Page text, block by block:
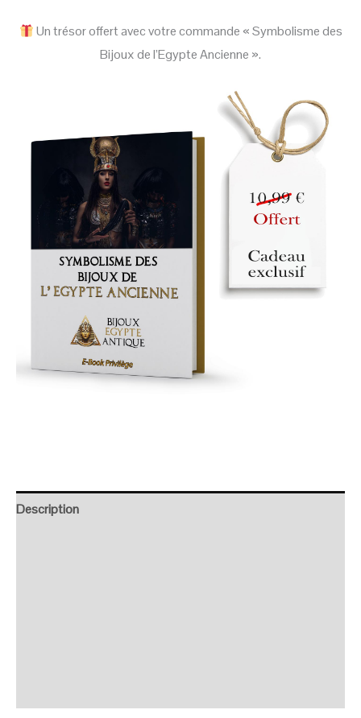
Un trésor offert avec votre commande « Symbolisme des
Bijoux de l’Egypte Ancienne ».
Description